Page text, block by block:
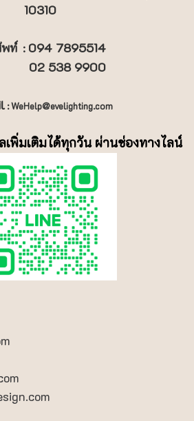
10310
พท์: 094 7895514
538 9900
: WeHelp@evelighting.com
พิ่มเติมได้ทุกวัน ผ่านช่องทางไลน์